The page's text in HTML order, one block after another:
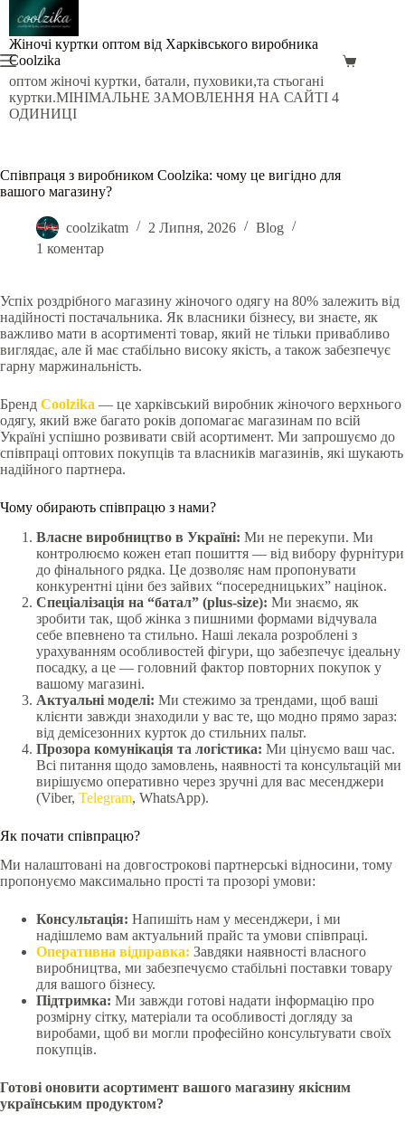
Перейти
вмісту
Жіночі куртки оптом від Харківського виробника
Coolzika
оптом жіночі куртки, батали, пуховики,та стьогані
куртки.МІНІМАЛЬНЕ ЗАМОВЛЕННЯ НА САЙТІ 4
ОДИНИЦІ
Кошик
Співпраця з виробником Coolzika: чому це вигідно для
вашого магазину?
coolzikatm 2 Липня, 2026
Blog
1 коментар
Успіх роздрібного магазину жіночого одягу на 80% залежить від
надійності постачальника. Як власники бізнесу, ви знаєте, як
важливо мати в асортименті товар, який не тільки привабливо
виглядає, але й має стабільно високу якість, а також забезпечує
гарну маржинальність.
Бренд Coolzika — це харківський виробник жіночого верхнього
одягу, який вже багато років допомагає магазинам по всій
Україні успішно розвивати свій асортимент. Ми запрошуємо до
співпраці оптових покупців та власників магазинів, які шукають
надійного партнера.
Чому обирають співпрацю з нами?
Власне виробництво в Україні: Ми не перекупи. Ми
контролюємо кожен етап пошиття — від вибору фурнітури
до фінального рядка. Це дозволяє нам пропонувати
конкурентні ціни без зайвих “посередницьких” націнок.
Спеціалізація на “батал” (plus-size): Ми знаємо, як
зробити так, щоб жінка з пишними формами відчувала
себе впевнено та стильно. Наші лекала розроблені з
урахуванням особливостей фігури, що забезпечує ідеальну
посадку, а це — головний фактор повторних покупок у
вашому магазині.
Актуальні моделі: Ми стежимо за трендами, щоб ваші
клієнти завжди знаходили у вас те, що модно прямо зараз:
від демісезонних курток до стильних пальт.
Прозора комунікація та логістика: Ми цінуємо ваш час.
Всі питання щодо замовлень, наявності та консультацій ми
вирішуємо оперативно через зручні для вас месенджери
(Viber, Telegram, WhatsApp).
Як почати співпрацю?
Ми налаштовані на довгострокові партнерські відносини, тому
пропонуємо максимально прості та прозорі умови:
Консультація: Напишіть нам у месенджери, і ми
надішлемо вам актуальний прайс та умови співпраці.
Оперативна відправка: Завдяки наявності власного
виробництва, ми забезпечуємо стабільні поставки товару
для вашого бізнесу.
Підтримка: Ми завжди готові надати інформацію про
розмірну сітку, матеріали та особливості догляду за
виробами, щоб ви могли професійно консультувати своїх
покупців.
Готові оновити асортимент вашого магазину якісним
українським продуктом?